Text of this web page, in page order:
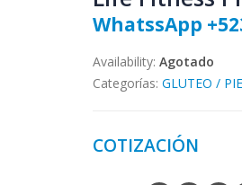
WhatssApp
Availability: Agotado
Categorías: GLUTEO /
COTIZACIÓN